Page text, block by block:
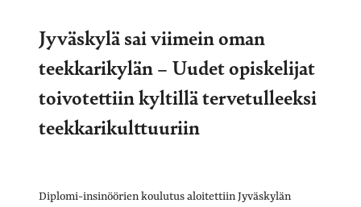
Jyväskylä sai viimein oman
teekkarikylän – Uudet opiskelijat
toivotettiin kyltillä tervetulleeksi
teekkarikulttuuriin
Diplomi-insinöörien koulutus aloitettiin Jyväskylän